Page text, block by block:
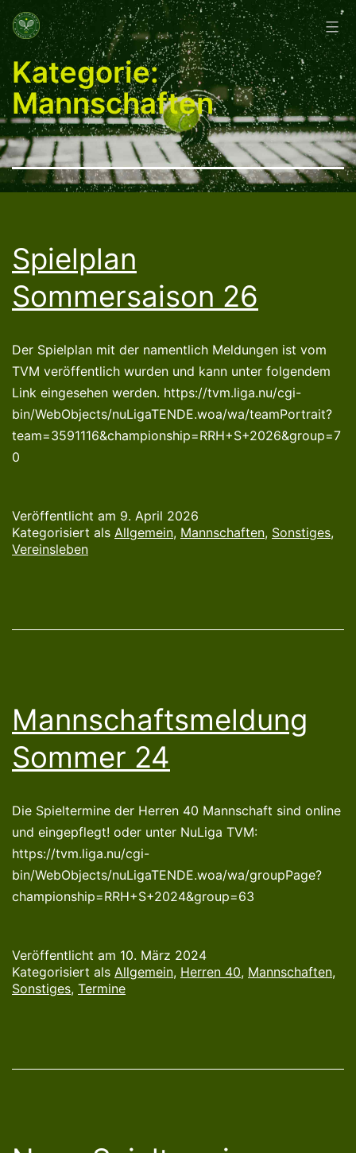
Zum
Inhalt
springen
Kategorie:
Mannschaften
Spielplan
Sommersaison 26
Der Spielplan mit der namentlich Meldungen ist vom
TVM veröffentlich wurden und kann unter folgendem
Link eingesehen werden. https://tvm.liga.nu/cgi-
bin/WebObjects/nuLigaTENDE.woa/wa/teamPortrait?
team=3591116&championship=RRH+S+2026&group=7
0
Veröffentlicht am 9. April 2026
Kategorisiert als Allgemein, Mannschaften, Sonstiges,
Vereinsleben
Mannschaftsmeldung
Sommer 24
Die Spieltermine der Herren 40 Mannschaft sind online
und eingepflegt! oder unter NuLiga TVM:
https://tvm.liga.nu/cgi-
bin/WebObjects/nuLigaTENDE.woa/wa/groupPage?
championship=RRH+S+2024&group=63
Veröffentlicht am 10. März 2024
Kategorisiert als Allgemein, Herren 40, Mannschaften,
Sonstiges, Termine